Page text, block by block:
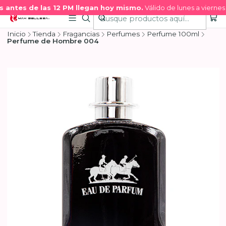
de las 12 PM llegan hoy mismo.Válido de lunes a viernes
Inicio Tienda Fragancias Perfumes
Perfume 100ml
Perfume de Hombre 004